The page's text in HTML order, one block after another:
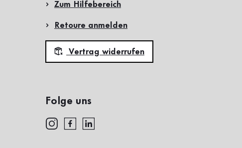
Zum Hilfebereich
Retoure anmelden
Vertrag widerrufen
Folge uns